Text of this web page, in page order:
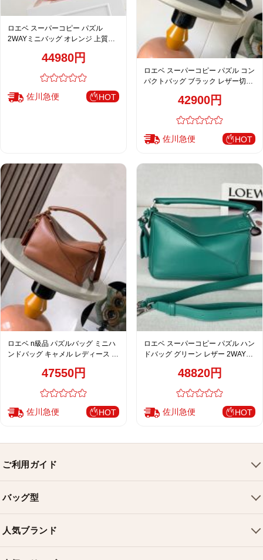
ロエベ スーパーコピー パズル
2WAYミニバッグ オレンジ 上質レ
44980円
佐川急便 HOT
ロエベ スーパーコピー パズル コン
パクトバッグ ブラック レザー切替
42900円
佐川急便 HOT
ロエベ n級品 パズルバッグ ミニハ
ンドバッグ キャメル レディース 通
47550円
佐川急便 HOT
ロエベ スーパーコピー パズル ハン
ドバッグ グリーン レザー 2WAYシ
48820円
佐川急便 HOT
ご利用ガイド
配送について
バッグ型
ショルダーバッグ
クロスボディバッグ
人気ブランド